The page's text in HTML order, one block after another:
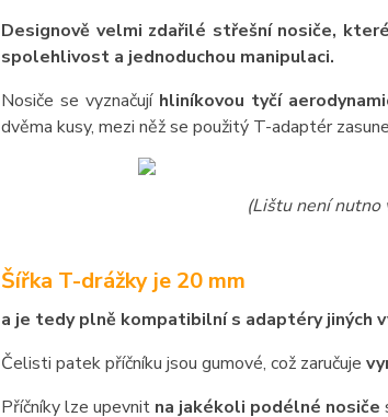
Designově velmi zdařilé střešní nosiče,
spolehlivost a jednoduchou manipulaci.
Nosiče se vyznačují hliníkovou tyčí
dvěma kusy, mezi něž se použitý T-adaptér
(Lištu není nutno
Šířka T-drážky je 20 mm
a je tedy plně kompatibilní s adaptéry jiných
Čelisti patek příčníku jsou gumové, což zaručuje
Příčníky lze upevnit na jakékoli podélné nosiče